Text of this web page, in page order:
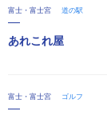
富士・富士宮 道の駅
あれこれ屋
富士・富士宮 ゴルフ